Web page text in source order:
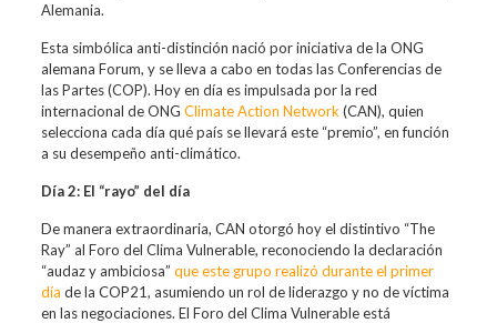
Alemania.
Esta simbólica anti-distinción nació por iniciativa de la ONG
alemana Forum, y se lleva a cabo en todas las Conferencias de
las Partes (COP). Hoy en día es impulsada por la red
internacional de ONG Climate Action Network (CAN), quien
selecciona cada día qué país se llevará este “premio”, en función
a su desempeño anti-climático.
Día 2: El “rayo” del día
De manera extraordinaria, CAN otorgó hoy el distintivo “The
Ray” al Foro del Clima Vulnerable, reconociendo la declaración
“audaz y ambiciosa” que este grupo realizó durante el primer
día de la COP21, asumiendo un rol de liderazgo y no de víctima
en las negociaciones. El Foro del Clima Vulnerable está